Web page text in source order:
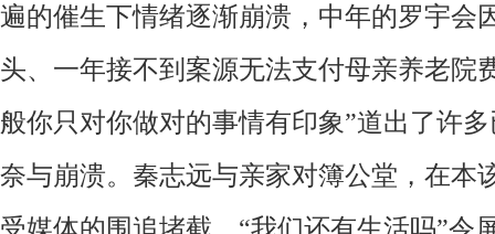
遍的催生下情绪逐渐崩溃，中年的罗宇会
头、一年接不到案源无法支付母亲养老院
般你只对你做对的事情有印象”道出了许
奈与崩溃。秦志远与亲家对簿公堂 ，在本
受媒体的围追堵截， “我们还有生活吗”令